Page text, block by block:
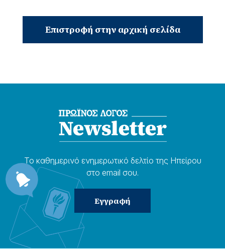
Επιστροφή στην αρχική σελίδα
Το καθημερɩνό ενημερωτɩκό δελτίο της Ηπείρου
στο email σου.